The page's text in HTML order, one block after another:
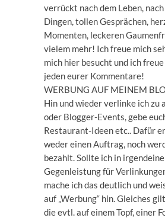
verrückt nach dem Leben,
Dingen, tollen Gesprächen,
Momenten, leckeren
vielem mehr! Ich freue mich
mich hier besucht und ich
jeden eurer Kommentare!
WERBUNG AUF MEINEM
Hin und wieder verlinke ich zu
oder Blogger-Events, gebe
Restaurant-Ideen etc.. Dafür
weder einen Auftrag, noch
bezahlt. Sollte ich in
Gegenleistung für
mache ich das deutlich und
auf „Werbung“ hin. Gleiches
die evtl. auf einem Topf, einer